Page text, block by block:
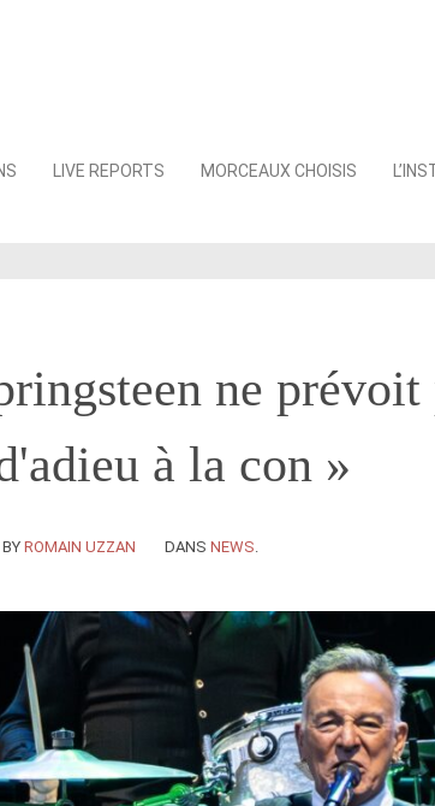
LIVE REPORTS MORCEAUX CHOISIS
ne prévoit
à la con »
BY ROMAIN UZZAN DANS NEWS